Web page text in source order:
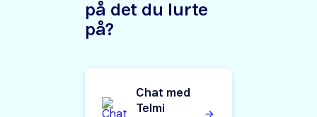
på det du lurte
på?
Chat med
Telmi